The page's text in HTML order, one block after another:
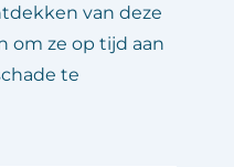
van deze
om ze op tijd aan
te